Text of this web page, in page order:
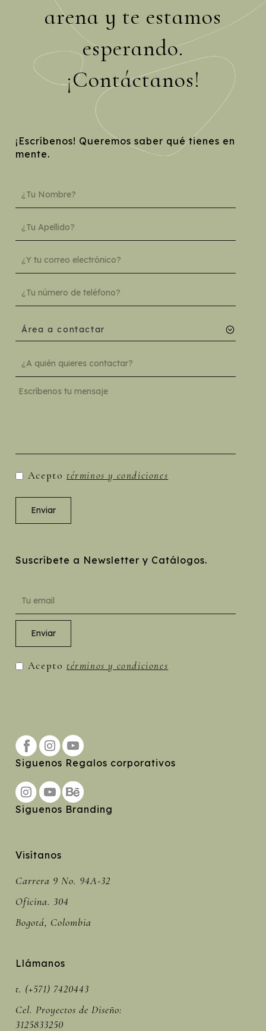
arena y te estamos
esperando.
¡Contáctanos!
¡Escríbenos! Queremos saber qué tienes en
mente.
Área a contactar
Acepto términos y condiciones
Suscríbete a Newsletter y Catálogos.
Acepto términos y condiciones
Siguenos Regalos corporativos
Siguenos Branding
Visítanos
Carrera 9 No. 94A-32
Oficina. 304
Bogotá, Colombia
Llámanos
t. (+571) 7420443
Cel. Proyectos de Diseño:
3125833250